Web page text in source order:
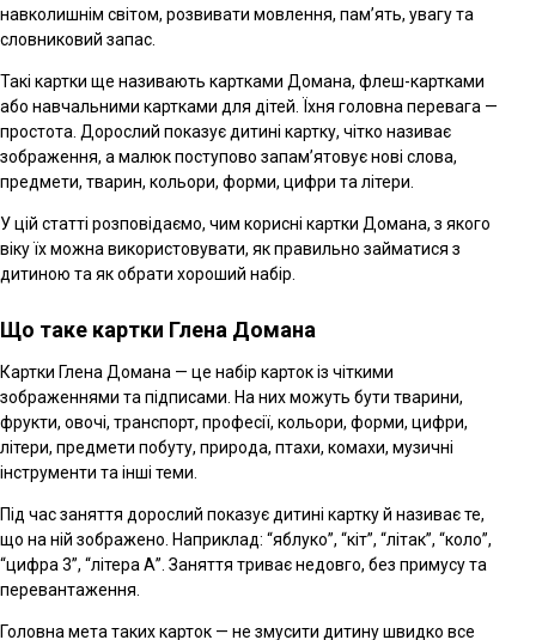
навколишнім світом, розвивати мовлення, пам’ять, увагу та
словниковий запас.
Такі картки ще називають картками Домана, флеш-картками
або навчальними картками для дітей. Їхня головна перевага —
простота. Дорослий показує дитині картку, чітко називає
зображення, а малюк поступово запам’ятовує нові слова,
предмети, тварин, кольори, форми, цифри та літери.
У цій статті розповідаємо, чим корисні картки Домана, з якого
віку їх можна використовувати, як правильно займатися з
дитиною та як обрати хороший набір.
Що таке картки Глена Домана
Картки Глена Домана — це набір карток із чіткими
зображеннями та підписами. На них можуть бути тварини,
фрукти, овочі, транспорт, професії, кольори, форми, цифри,
літери, предмети побуту, природа, птахи, комахи, музичні
інструменти та інші теми.
Під час заняття дорослий показує дитині картку й називає те,
що на ній зображено. Наприклад: “яблуко”, “кіт”, “літак”, “коло”,
“цифра 3”, “літера А”. Заняття триває недовго, без примусу та
перевантаження.
Головна мета таких карток — не змусити дитину швидко все